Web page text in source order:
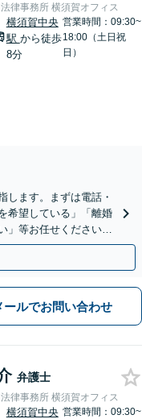
律事務所 横須賀オフィス
横須賀中央
駅 から徒歩
8分
営業時間：09:30~
18:00（土日祝
日）
します。まずは電話・
希望している」「離婚
」等お任せください。
ールでお問い合わせ
弁護士
律事務所 横須賀オフィス
横須賀中央 営業時間：09:30~